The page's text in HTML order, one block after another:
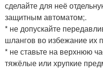
сделайте для неё
защитным автоматом;.
* не допускайте
шлангов во избежание их
* не ставьте на верхнюю
тяжёлые или хрупкие